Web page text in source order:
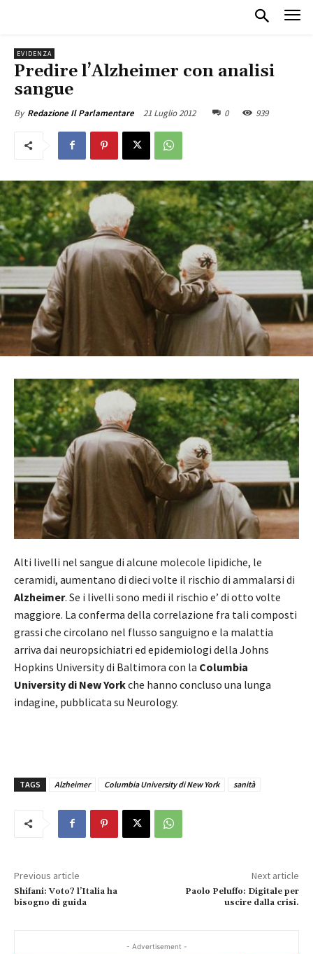
EVIDENZA
Predire l’Alzheimer con analisi
sangue
By Redazione Il Parlamentare 21 Luglio 2012 0 939
Alti livelli nel sangue di alcune molecole lipidiche, le
ceramidi, aumentano di dieci volte il rischio di ammalarsi di
Alzheimer. Se i livelli sono medi il rischio e’ di otto volte
maggiore. La conferma della correlazione fra tali composti
grassi che circolano nel flusso sanguigno e la malattia
arriva dai neuropsichiatri ed epidemiologi della Johns
Hopkins University di Baltimora con la Columbia
University di New Yorkche hanno concluso una lunga
indagine, pubblicata su Neurology.
TAGS Alzheimer Columbia University di New York sanità
Previous article
Shifani: Voto? l’Italia ha
bisogno di guida
Next article
Paolo Peluffo: Digitale per
uscire dalla crisi.
- Advertisement -